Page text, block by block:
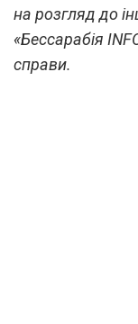
на розгляд до
«Бессарабія
справи.